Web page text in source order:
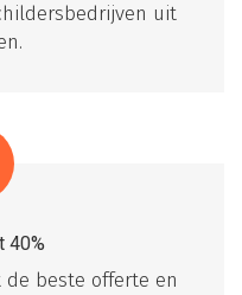
uit
40%
de beste offerte en